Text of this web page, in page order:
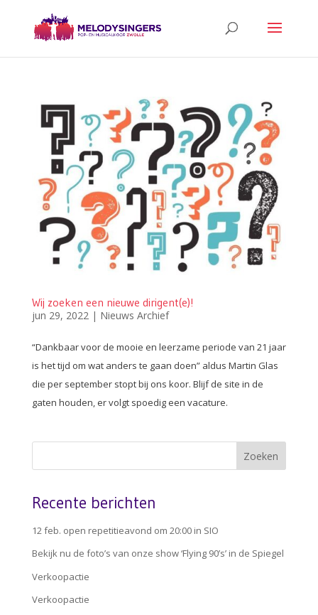
Wij zoeken een nieuwe dirigent(e)!
jun 29, 2022| Nieuws Archief
“Dankbaar voor de mooie en leerzame periode van 21 jaar
is het tijd om wat anders te gaan doen” aldus Martin Glas
die per september stopt bij ons koor. Blijf de site in de
gaten houden, er volgt spoedig een vacature.
Recente berichten
12 feb. open repetitieavond om 20:00 in SIO
Bekijk nu de foto’s van onze show ‘Flying 90’s’ in de Spiegel
Verkoopactie
Verkoopactie